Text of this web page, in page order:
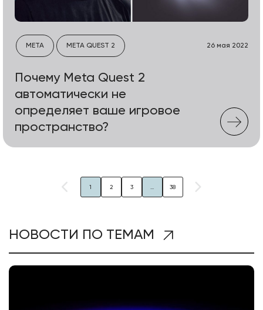
META META QUEST 2 26 мая 2022
Почему Meta Quest 2
автоматически не
определяет ваше игровое
пространство?
1 2 3 38
НОВОСТИ ПО ТЕМАМ